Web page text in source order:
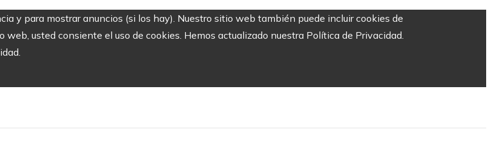
y para mostrar anuncios (si los hay). Nuestro sitio web también puede incluir cookies de
usted consiente el uso de cookies. Hemos actualizado nuestra Política de Privacidad.